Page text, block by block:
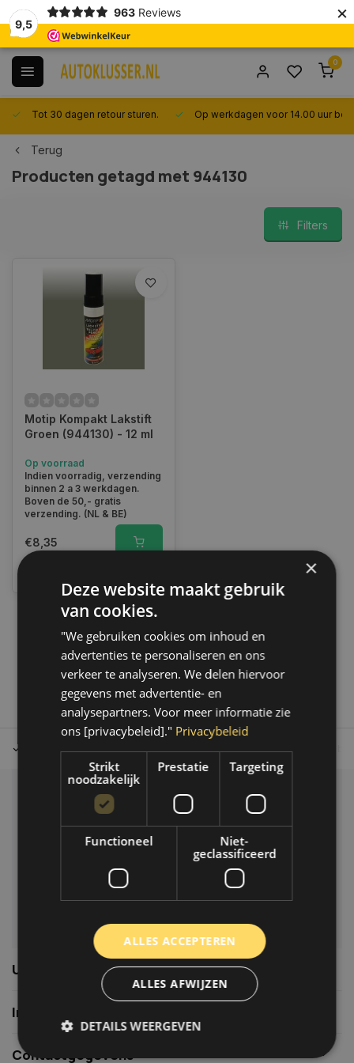
9,5
963 Reviews ×
0
Tot 30 dagen retour sturen. Op werkdagen voor 14.00 uur
Terug
Producten getagd met 944130
Filters
Motip Kompakt Lakstift
Groen (944130) - 12 ml
Op voorraad
Indien voorradig, verzending
binnen 2 a 3 werkdagen.
Boven de 50,- gratis
verzending. (NL & BE)
€8,35
1
Tot 30 dagen retour sturen. Op werkdagen voor 14.00 uur
Klantenservice
Veelgestelde vragen
06-39119169
info@autoklusser.nl
Usefull links
Informatie
Contactgegevens
×
Deze website maakt gebruik
van cookies.
"We gebruiken cookies om inhoud en
advertenties te personaliseren en ons
verkeer te analyseren. We delen hiervoor
gegevens met advertentie- en
analysepartners. Voor meer informatie zie
ons [privacybeleid]." Privacybeleid
Strikt
noodzakelijk
Prestatie Targeting
Functioneel
Niet-
geclassificeerd
ALLES ACCEPTEREN
ALLES AFWIJZEN
DETAILS WEERGEVEN